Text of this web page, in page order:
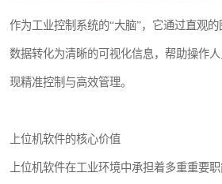
作为工业控制系统的“大脑”，它通过直观
数据转化为清晰的可视化信息，帮助操作
现精准控制与高效管理。
上位机软件的核心价值
上位机软件在工业环境中承担着多重重要职